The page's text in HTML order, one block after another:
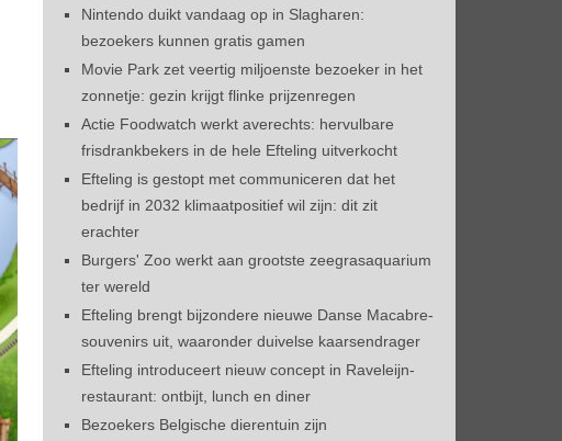
Nintendo duikt vandaag op in Slagharen:
bezoekers kunnen gratis gamen
Movie Park zet veertig miljoenste bezoeker in het
zonnetje: gezin krijgt flinke prijzenregen
Actie Foodwatch werkt averechts: hervulbare
frisdrankbekers in de hele Efteling uitverkocht
Efteling is gestopt met communiceren dat het
bedrijf in 2032 klimaatpositief wil zijn: dit zit
erachter
Burgers' Zoo werkt aan grootste zeegrasaquarium
ter wereld
Efteling brengt bijzondere nieuwe Danse Macabre-
souvenirs uit, waaronder duivelse kaarsendrager
Efteling introduceert nieuw concept in Raveleijn-
restaurant: ontbijt, lunch en diner
Bezoekers Belgische dierentuin zijn